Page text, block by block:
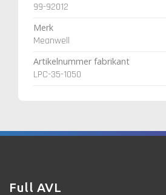
99-92012
Merk
Meanwell
Artikelnummer fabrikant
LPC-35-1050
Full AVL